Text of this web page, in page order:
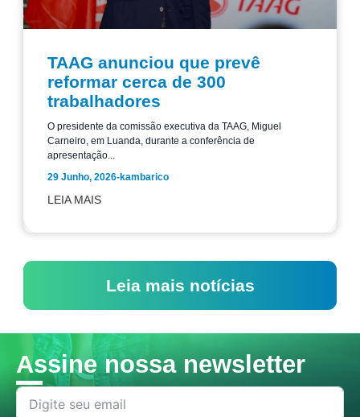
TAAG anunciou que prevê
reformar cerca de 300
trabalhadores
O presidente da comissão executiva da TAAG, Miguel
Carneiro, em Luanda, durante a conferência de
apresentação...
29 Junho, 2026-kambarico
LEIA MAIS
Leia mais notícias
Assine nossa newsletter